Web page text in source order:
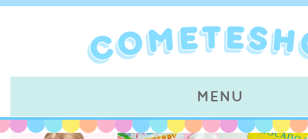
MENU